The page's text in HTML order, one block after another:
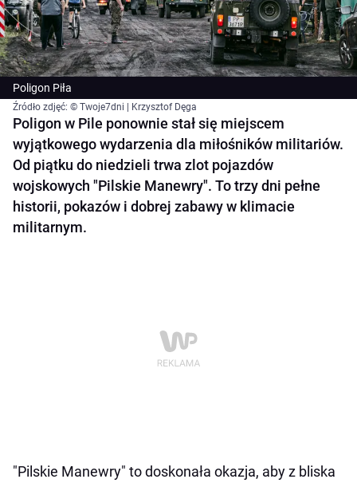
Poligon Piła
Źródło zdjęć: © Twoje7dni | Krzysztof Dęga
Poligon w Pile ponownie stał się miejscem
wyjątkowego wydarzenia dla miłośników militariów.
Od piątku do niedzieli trwa zlot pojazdów
wojskowych "Pilskie Manewry". To trzy dni pełne
historii, pokazów i dobrej zabawy w klimacie
militarnym.
"Pilskie Manewry" to doskonała okazja, aby z bliska